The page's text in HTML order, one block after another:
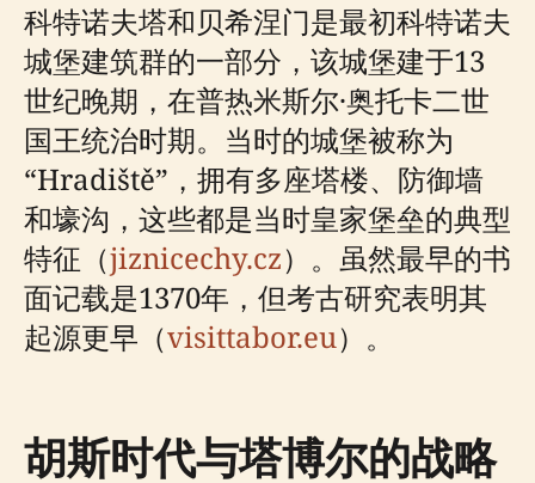
科特诺夫塔和贝希涅门是最初科特诺夫
城堡建筑群的一部分，该城堡建于13
世纪晚期，在普热米斯尔·奥托卡二世
国王统治时期。当时的城堡被称为
“Hradiště”，拥有多座塔楼、防御墙
和壕沟，这些都是当时皇家堡垒的典型
特征（jiznicechy.cz）。虽然最早的书
面记载是1370年，但考古研究表明其
起源更早（visittabor.eu）。
胡斯时代与塔博尔的战略